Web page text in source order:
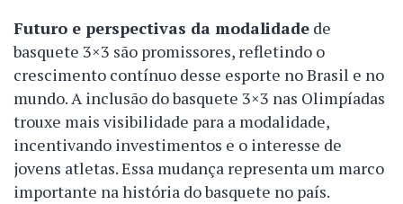
Futuro e perspectivas da modalidade de
basquete 3×3 são promissores, refletindo o
crescimento contínuo desse esporte no Brasil e no
mundo. A inclusão do basquete 3×3 nas Olimpíadas
trouxe mais visibilidade para a modalidade,
incentivando investimentos e o interesse de
jovens atletas. Essa mudança representa um marco
importante na história do basquete no país.